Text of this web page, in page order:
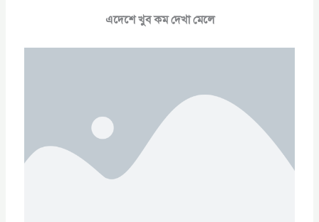
এদেশে খুব কম দেখা মেলে